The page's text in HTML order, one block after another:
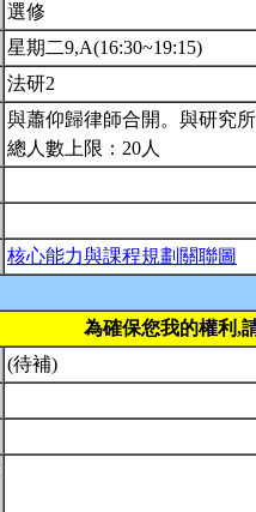
選修
星期二9,A(16:30~19:15)
法研2
與蕭仰歸律師合開。與研究
總人數上限：20人
核心能力與課程規劃關聯圖
為確保您我的權利,
(待補)